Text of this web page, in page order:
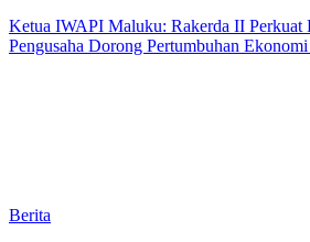
Ketua IWAPI Maluku: Rakerda II Perkuat
Pengusaha Dorong Pertumbuhan
Berita